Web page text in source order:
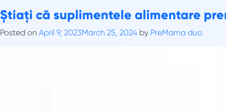
to
content
Tag: Crestere ponderala a
Știați că suplimentele alimentare
Posted on April 9, 2023March 25, 2024 by PreMama duo